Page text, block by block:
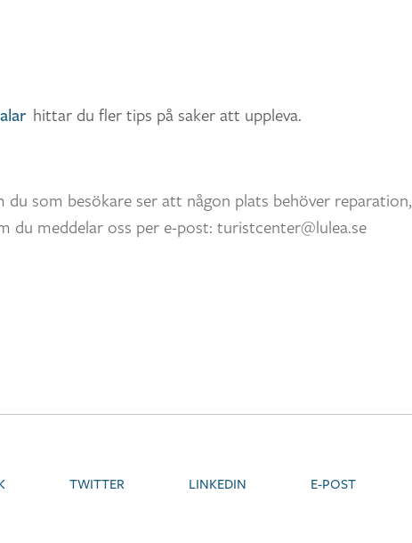
hittar du fler tips på saker att uppleva.
du som besökare ser att någon plats behöver reparation,
du meddelar oss per e-post: turistcenter@lulea.se
TWITTER LINKEDIN E-POST